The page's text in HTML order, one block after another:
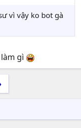
vì vậy ko bot gà
gì